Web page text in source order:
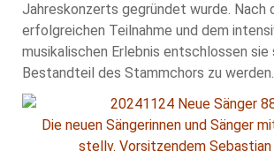
Jahreskonzerts gegründet wurde. Nach
erfolgreichen Teilnahme und dem
musikalischen Erlebnis entschlossen
Bestandteil des Stammchors zu werden.
Die neuen Sängerinnen und Sänger
stellv. Vorsitzendem